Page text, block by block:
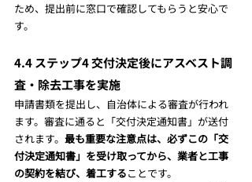
ため、提出前に窓口で確認してもらうと安心で
す。
4.4 ステップ4 交付決定後にアスベスト調
査・除去工事を実施
申請書類を提出し、自治体による審査が行われ
ます。審査に通ると「交付決定通知書」が送付
されます。 最も重要な注意点は、必ずこの「交
付決定通知書」を受け取ってから、業者と工事
の契約を結び、着工することです。